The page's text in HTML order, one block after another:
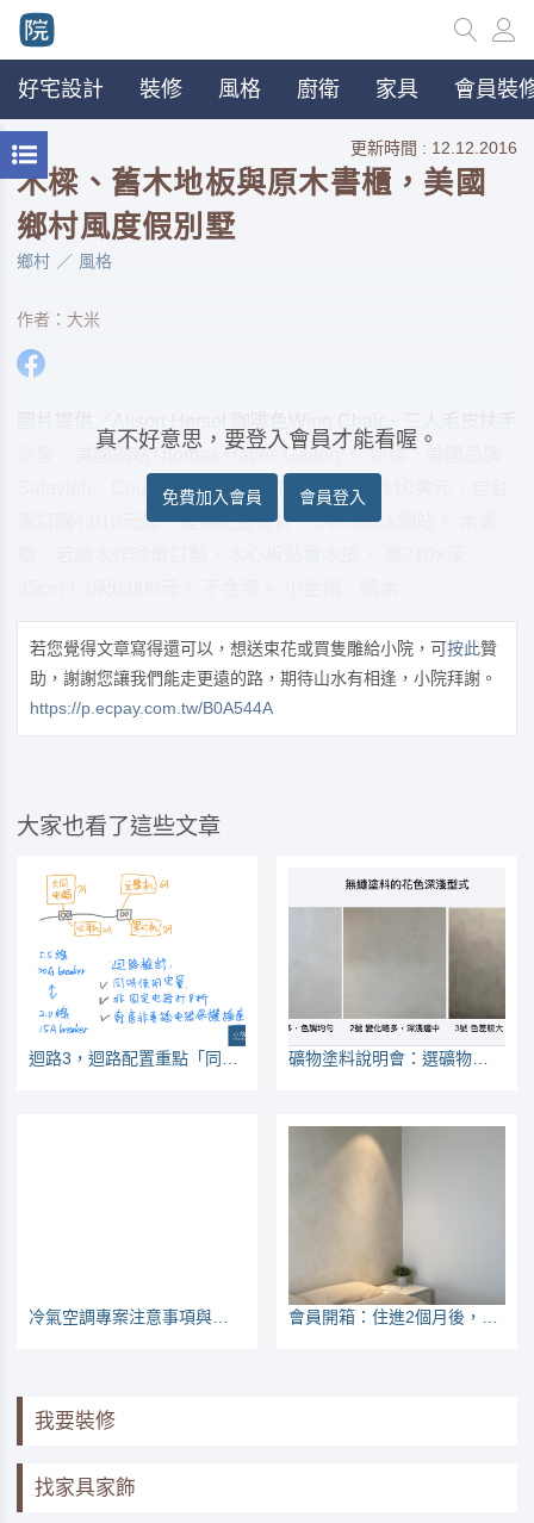
好宅設計 裝修 風格 廚衛 家具 會員裝
更新時間 : 12.12.2016
木樑、舊木地板與原木書櫃，美國
鄉村風度假別墅
鄉村 風格
作者：大米
沙發：美國網站Thomas Hayes Gallery。 地毯：美國品牌
Safavieh，Courtyard Rug，6×7呎，定價約110美元，自台
灣訂購4,010元起，運費稅金另計，Overstock網站。 木書
真不好意思，要登入會員才能看喔。
免費加入會員 會員登入
若您覺得文章寫得還可以，想送束花或買隻雕給小院，可按此贊
助，謝謝您讓我們能走更遠的路，期待山水有相逢，小院拜謝。
https://p.ecpay.com.tw/B0A544A
大家也看了這些文章
我要裝修
找家具家飾